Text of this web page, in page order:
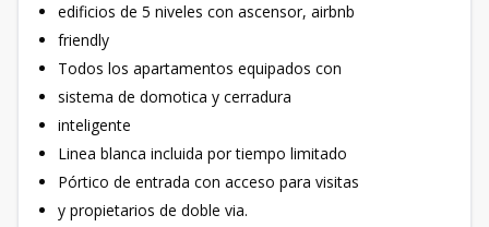
edificios de 5 niveles con ascensor, airbnb
friendly
Todos los apartamentos equipados con
sistema de domotica y cerradura
inteligente
Linea blanca incluida por tiempo limitado
Pórtico de entrada con acceso para visitas
y propietarios de doble via.